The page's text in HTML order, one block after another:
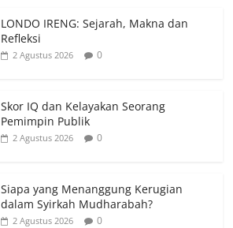
LONDO IRENG: Sejarah, Makna dan
Refleksi
2 Agustus 2026 0
Skor IQ dan Kelayakan Seorang
Pemimpin Publik
2 Agustus 2026 0
Siapa yang Menanggung Kerugian
dalam Syirkah Mudharabah?
2 Agustus 2026 0